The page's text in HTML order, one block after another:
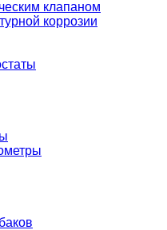
клапаном
коррозии